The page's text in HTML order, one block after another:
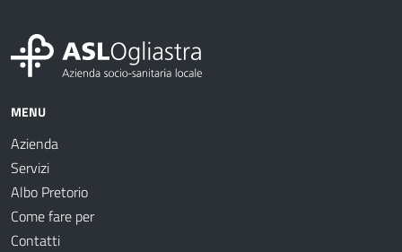
MENU
Azienda
Servizi
Albo Pretorio
Come fare per
Contatti